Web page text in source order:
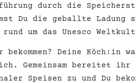
durch die
Du die geballte Ladung
um das Unesco
bekommen? Deine
Gemeinsam bereitet ihr
Speisen zu und Du